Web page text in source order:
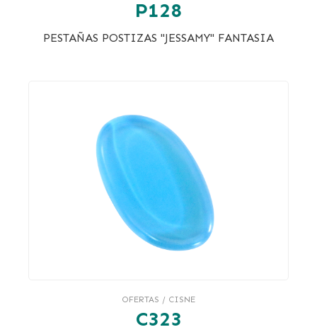
P128
PESTAÑAS POSTIZAS "JESSAMY" FANTASIA
OFERTAS / CISNE
C323